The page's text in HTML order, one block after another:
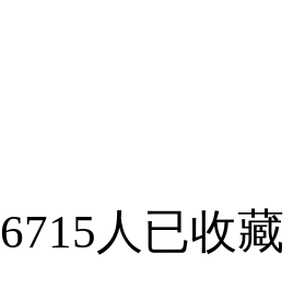
6715人已收藏